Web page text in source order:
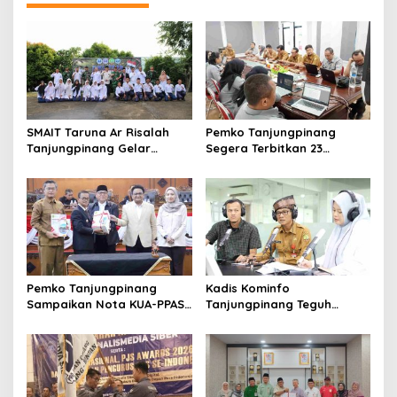
SMAIT Taruna Ar Risalah
Tanjungpinang Gelar
Tanamkan Disiplin dan Jiwa
Kepemimpinan
Pemko Tanjungpinang
Segera Terbitkan 23
Pemko Tanjungpinang
Sampaikan Nota KUA-PPAS
DPRD
Kadis Kominfo
Tanjungpinang Teguh
Warga Jadi Bahan Evaluasi
Pemerintah